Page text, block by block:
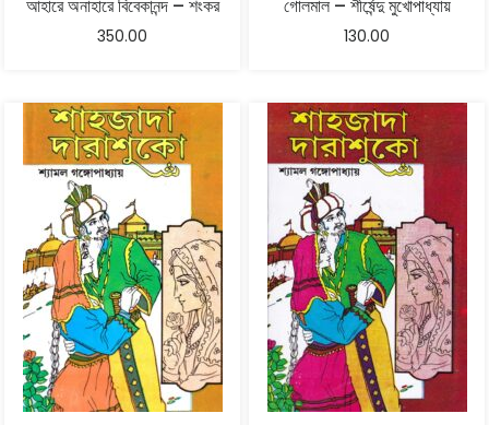
আহারে অনাহারে বিবেকানন্দ – শংকর
350.00
গোলমাল – শীর্ষেন্দু মুখোপাধ্যায়
130.00